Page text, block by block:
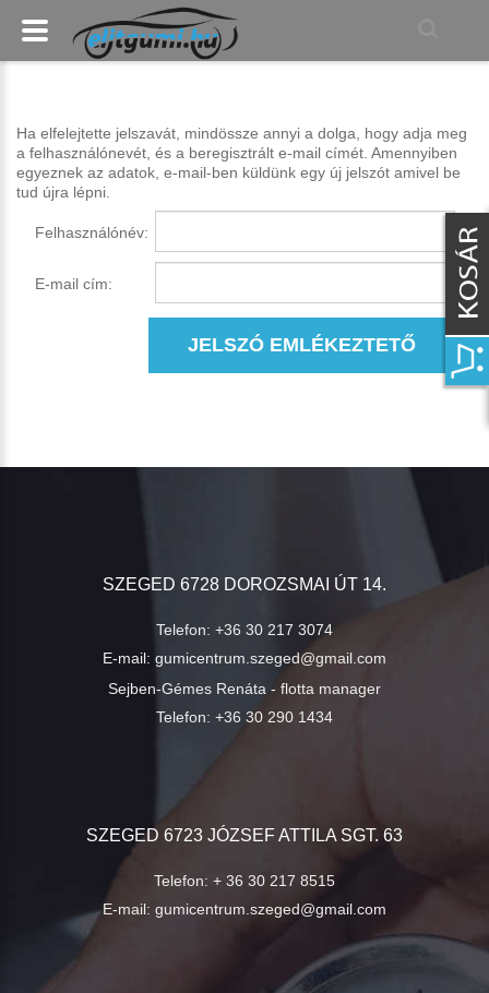
Ha elfelejtette jelszavát, mindössze annyi a dolga, hogy adja meg
a felhasználónevét, és a beregisztrált e-mail címét. Amennyiben
egyeznek az adatok, e-mail-ben küldünk egy új jelszót amivel be
tud újra lépni.
Felhasználónév:
E-mail cím:
JELSZÓ EMLÉKEZTETŐ
SZEGED 6728 DOROZSMAI ÚT 14.
Telefon: +36 30 217 3074
E-mail: gumicentrum.szeged@gmail.com
Sejben-Gémes Renáta - flotta manager
Telefon: +36 30 290 1434
SZEGED 6723 JÓZSEF ATTILA SGT. 63
Telefon: + 36 30 217 8515
E-mail: gumicentrum.szeged@gmail.com